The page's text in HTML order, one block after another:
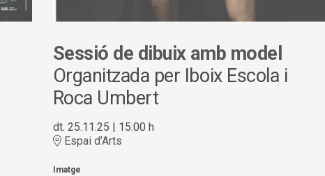
Sessió de dibuix amb model
Organitzada per Iboix Escola i
Roca Umbert
dt. 25.11.25
15:00 h
Espai d’Arts
Imatge